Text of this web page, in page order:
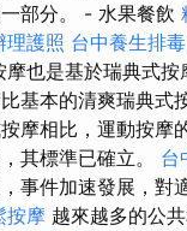
部分。 - 水果餐飲
理護照 台中養生排毒
摩也是基於瑞典式
基本的清爽瑞典式
摩相比，運動按摩
其標準已確立。 台
事件加速發展，對
按摩 越來越多的公